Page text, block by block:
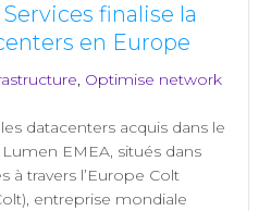
finalise la
en Europe
, Optimise network
datacenters acquis dans le
EMEA, situés dans
à travers l’Europe Colt
entreprise mondiale